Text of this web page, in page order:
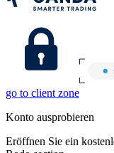
go to client zone
Konto ausprobieren
Eröffnen Sie ein